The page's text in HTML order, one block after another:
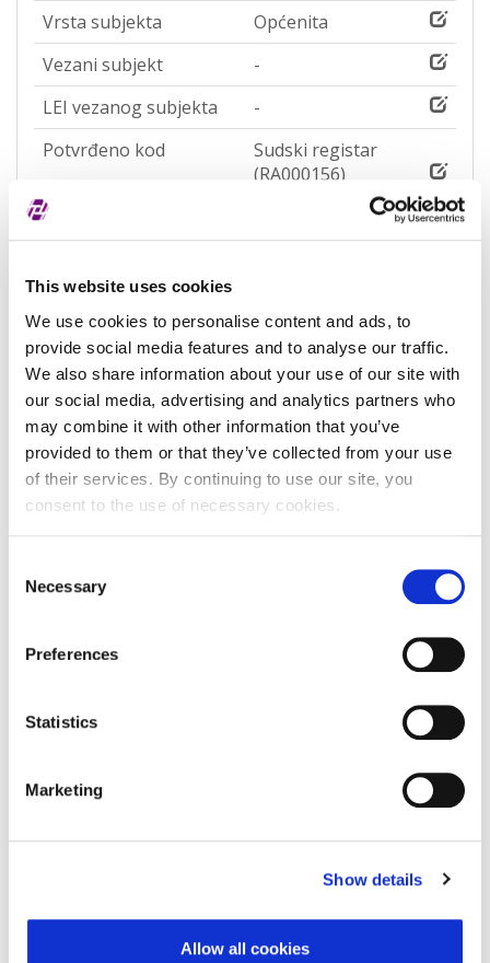
This website uses cookies
We use cookies to personalise content and ads, to
provide social media features and to analyse our traffic.
We also share information about your use of our site with
our social media, advertising and analytics partners who
may combine it with other information that you’ve
provided to them or that they’ve collected from your use
of their services. By continuing to use our site, you
consent to the use of necessary cookies.
Selection
Necessary
Preferences
Statistics
Marketing
Show details
Allow all cookies
Vrsta subjekta
Općenita
Vezani subjekt
-
LEI vezanog subjekta
-
Potvrđeno kod
Sudski registar
(RA000156)
Tip valjanosti
potpuno potvrđeno
kod registra
Datum isteka subjekta
Adresa pravnog oblika
Adresa Donjozelinska ulica 36
Poštanski broj
10382
Grad
Donja Zelina
Adresa sjedišta subjekta
Donjozelinska ulica 36
Država